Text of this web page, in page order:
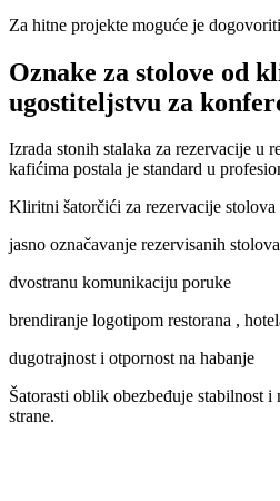
Za hitne projekte moguće je
Oznake za stolove od
ugostiteljstvu za
Izrada stonih stalaka za rezervacije u
kafićima postala je standard u
Kliritni šatorčići za rezervacije stolova
jasno označavanje rezervisanih
dvostranu komunikaciju poruke
brendiranje logotipom restorana ,
dugotrajnost i otpornost na habanje
Šatorasti oblik obezbeđuje stabilnost
strane.